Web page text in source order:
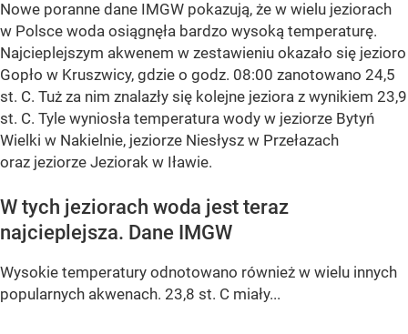
Nowe poranne dane IMGW pokazują, że w wielu jeziorach
w Polsce woda osiągnęła bardzo wysoką temperaturę.
Najcieplejszym akwenem w zestawieniu okazało się jezioro
Gopło w Kruszwicy, gdzie o godz. 08:00 zanotowano 24,5
st. C. Tuż za nim znalazły się kolejne jeziora z wynikiem 23,9
st. C. Tyle wyniosła temperatura wody w jeziorze Bytyń
Wielki w Nakielnie, jeziorze Niesłysz w Przełazach
oraz jeziorze Jeziorak w Iławie.
W tych jeziorach woda jest teraz
najcieplejsza. Dane IMGW
Wysokie temperatury odnotowano również w wielu innych
popularnych akwenach. 23,8 st. C miały...